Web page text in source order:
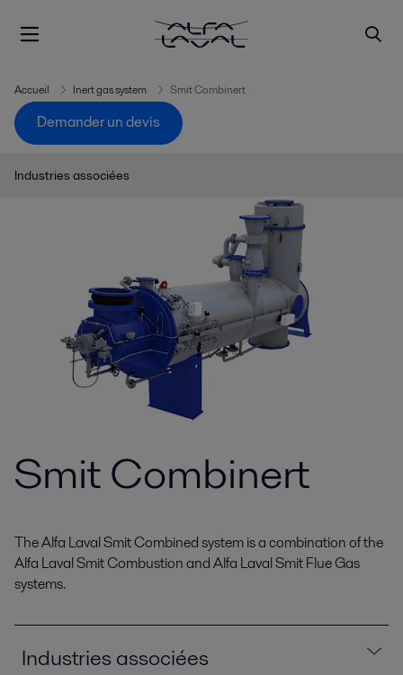
Accueil Inert gas system Smit Combinert
Demander un devis
Industries associées
Smit Combinert
The Alfa Laval Smit Combined system is a combination of the
Alfa Laval Smit Combustion and Alfa Laval Smit Flue Gas
systems.
Industries associées